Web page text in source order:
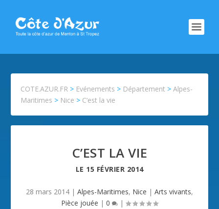
COTE.AZUR.FR > Evénements > Département >Alpes-
Maritimes > Nice > C’est la vie
C’EST LA VIE
LE 15 FÉVRIER 2014
28 mars 2014 | Alpes-Maritimes, Nice | Arts vivants,
Pièce jouée | 0 |